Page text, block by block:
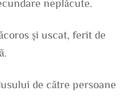
neplăcute.
și uscat, ferit de
de către persoane